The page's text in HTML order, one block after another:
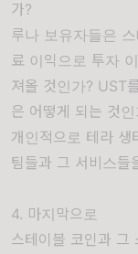
가?
루나 보유자들은
료 이익으로 투자
져올 것인가? UST
은 어떻게 되는 것인
개인적으로 테라 생
팀들과 그 서비스들
4. 마지막으로
스테이블 코인과 그